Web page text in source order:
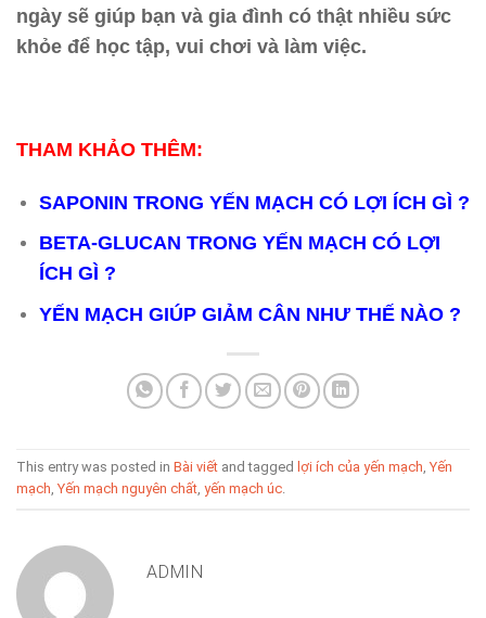
ngày sẽ giúp bạn và gia đình có thật nhiều sức
khỏe để học tập, vui chơi và làm việc.
THAM KHẢO THÊM:
SAPONIN TRONG YẾN MẠCH CÓ LỢI ÍCH GÌ ?
BETA-GLUCAN TRONG YẾN MẠCH CÓ LỢI
ÍCH GÌ ?
YẾN MẠCH GIÚP GIẢM CÂN NHƯ THẾ NÀO ?
This entry was posted in Bài viết and tagged lợi ích của yến mạch, Yến
mạch, Yến mạch nguyên chất, yến mạch úc.
ADMIN